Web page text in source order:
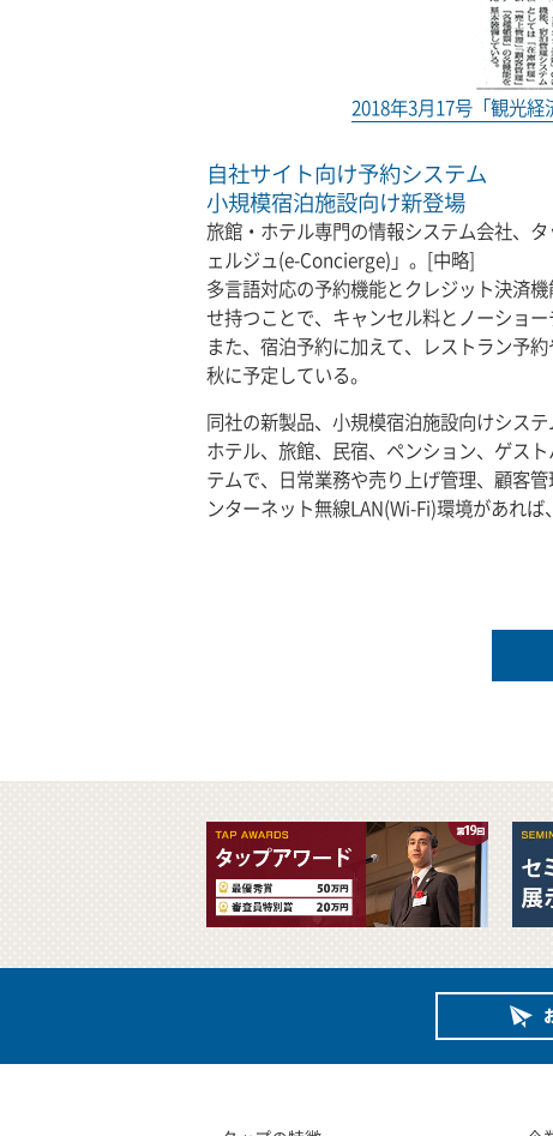
2018年3月17号「観光経
自社サイト向け予約システム
小規模宿泊施設向け新登場
旅館・ホテル専門の情報システム会社、
ェルジュ(e-Concierge)」。[中略]
多言語対応の予約機能とクレジット決済
せ持つことで、キャンセル料とノーショ
また、宿泊予約に加えて、レストラン予
秋に予定している。
同社の新製品、小規模宿泊施設向けシス
ホテル、旅館、民宿、ペンション、ゲス
テムで、日常業務や売り上げ管理、顧客
ンターネット無線LAN(Wi-Fi)環境があれ